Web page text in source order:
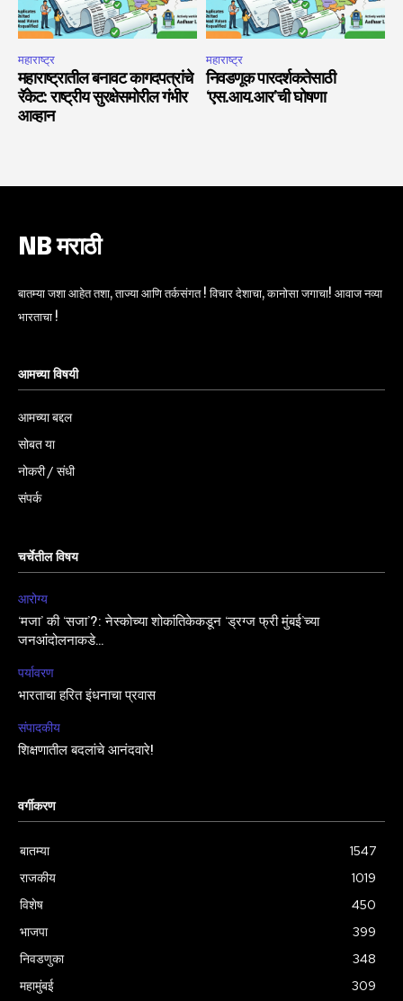
महाराष्ट्र
महाराष्ट्रातील बनावट कागदपत्रांचे
रॅकेट: राष्ट्रीय सुरक्षेसमोरील गंभीर
आव्हान
महाराष्ट्र
निवडणूक पारदर्शकतेसाठी
‘एस.आय.आर’ची घोषणा
NB मराठी
बातम्या जशा आहेत तशा, ताज्या आणि तर्कसंगत ! विचार देशाचा, कानोसा जगाचा! आवाज नव्या
भारताचा !
आमच्या विषयी
आमच्या बद्दल
सोबत या
नोकरी / संधी
संपर्क
चर्चेतील विषय
आरोग्य
‘मजा’ की ‘सजा’?: नेस्कोच्या शोकांतिकेकडून ‘ड्रग्ज फ्री मुंबई’च्या
जनआंदोलनाकडे…
पर्यावरण
भारताचा हरित इंधनाचा प्रवास
संपादकीय
शिक्षणातील बदलांचे आनंदवारे!
वर्गीकरण
बातम्या
1547
राजकीय
1019
विशेष
450
भाजपा
399
निवडणुका
348
महामुंबई
309